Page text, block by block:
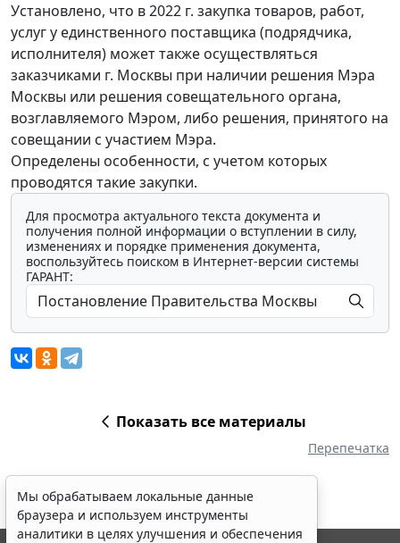
Установлено, что в 2022 г. закупка товаров, работ,
услуг у единственного поставщика (подрядчика,
исполнителя) может также осуществляться
заказчиками г. Москвы при наличии решения Мэра
Москвы или решения совещательного органа,
возглавляемого Мэром, либо решения, принятого на
совещании с участием Мэра.
Определены особенности, с учетом которых
проводятся такие закупки.
Для просмотра актуального текста документа и
получения полной информации о вступлении в силу,
изменениях и порядке применения документа,
воспользуйтесь поиском в Интернет-версии системы
ГАРАНТ:
Показать все материалы
Перепечатка
Мы обрабатываем локальные данные
браузера и используем инструменты
аналитики в целях улучшения и обеспечения